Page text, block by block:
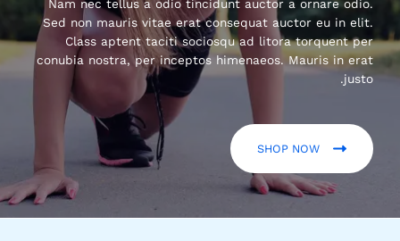
Nam nec tellus a odio tincidunt auctor a ornare odio.
Sed non mauris vitae erat consequat auctor eu in elit.
Class aptent taciti sociosqu ad litora torquent per
conubia nostra, per inceptos himenaeos. Mauris in erat
justo.
SHOP NOW